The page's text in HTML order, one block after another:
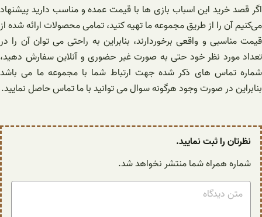
اگر قصد خرید این اسباب بازی ها با قیمت عمده و مناسب دارید پیشنهاد
می‌کنیم آن را از طریق مجموعه ما تهیه کنید، تمامی محصولات ارائه شده از
قیمت مناسبی و واقعی برخوردارند، بنابراین به راحتی می‌ توان آن را در
تعداد مورد نظر خود حتی به صورت غیر حضوری و آنلاین سفارش دهید،
شماره تماس های ذکر شده جهت ارتباط شما با مجموعه ما می باشد
بنابراین در صورت وجود هرگونه سوال می توانید با ما تماس حاصل نمایید.
نظرتان را ثبت نمایید.
شماره همراه شما منتشر نخواهد شد.